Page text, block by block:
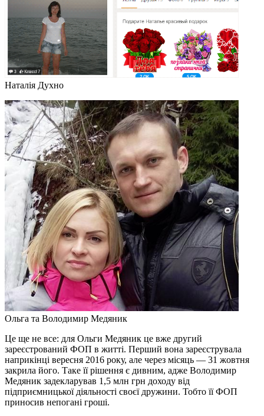
Наталія Духно
Ольга та Володимир Медяник
Це ще не все: для Ольги Медяник це вже другий
зареєстрований ФОП в житті. Перший вона зареєструвала
наприкінці вересня 2016 року, але через місяць — 31 жовтня
закрила його. Таке її рішення є дивним, адже Володимир
Медяник задекларував 1,5 млн грн доходу від
підприємницької діяльності своєї дружини. Тобто її ФОП
приносив непогані гроші.